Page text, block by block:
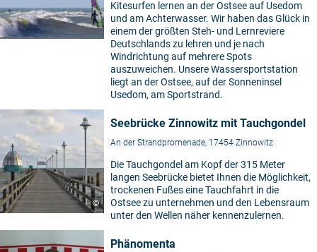
Kitesurfen lernen an der Ostsee auf Usedom
und am Achterwasser. Wir haben das Glück in
einem der größten Steh- und Lernreviere
Deutschlands zu lehren und je nach
Windrichtung auf mehrere Spots
auszuweichen. Unsere Wassersportstation
liegt an der Ostsee, auf der Sonneninsel
Usedom, am Sportstrand.
©
Seebrücke Zinnowitz mit Tauchgondel
An der Strandpromenade, 17454 Zinnowitz
Die Tauchgondel am Kopf der 315 Meter
langen Seebrücke bietet Ihnen die Möglichkeit,
trockenen Fußes eine Tauchfahrt in die
Ostsee zu unternehmen und den Lebensraum
unter den Wellen näher kennenzulernen.
Phänomenta